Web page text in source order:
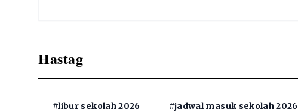
Hastag
#libur sekolah 2026 #jadwal masuk sekolah 2026